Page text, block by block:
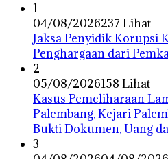
1
04/08/2026237 Lihat
Jaksa Penyidik Korupsi
Penghargaan dari
2
05/08/2026158 Lihat
Kasus Pemeliharaan
Palembang, Kejari
Bukti Dokumen, Uang
3